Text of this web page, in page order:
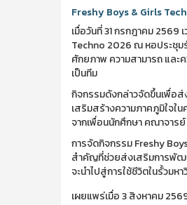
Freshy Boys & Girls
เมื่อวันที่ 31 กรกฎาคม 2569
Techno 2026 ณ หอประชุม
ศักยภาพ ความสามารถ และ
เป็นทีม
กิจกรรมดังกล่าวจัดขึ้นเพื่อส่
เสริมสร้างความภาคภูมิใจใ
จากเพื่อนนักศึกษา คณาจารย์
การจัดกิจกรรม Freshy
สำคัญที่ช่วยส่งเสริมการพัฒน
จะนำไปสู่การใช้ชีวิตในรั้วม
เผยแพร่เมื่อ 3 สิงหาคม